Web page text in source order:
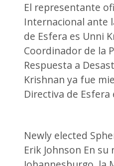
El representante
Internacional ante
de Esfera es Unni
Coordinador de la
Respuesta a
Krishnan ya fue
Directiva de Esfera
Newly elected
Erik Johnson En su